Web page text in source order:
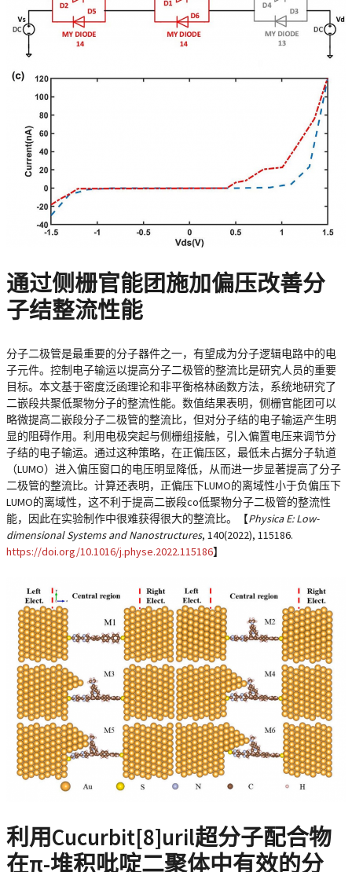
通过侧栅官能团施加偏压改善分
子结整流性能
分子二极管是最重要的分子器件之一，有望成为分子逻辑电路中的电
子元件。控制电子输运以提高分子二极管的整流比是研究人员的重要
目标。本文基于密度泛函理论和非平衡格林函数方法，系统地研究了
二嵌段共聚低聚物分子的整流性能。数值结果表明，侧栅官能团可以
略微提高二嵌段分子二极管的整流比，但对分子结的电子输运产生明
显的阻碍作用。利用电极突起与侧栅组接触，引入偏置电压来调节分
子结的电子输运。通过这种策略，在正偏压区，最低未占据分子轨道
（LUMO）进入偏压窗口的电压明显降低，从而进一步显著提高了分子
二极管的整流比。计算还表明，正偏压下LUMO的离域性小于负偏压下
LUMO的离域性，这不利于提高二嵌段co低聚物分子二极管的整流性
能，因此在实验制作中很难获得很大的整流比。【Physica E: Low-
dimensional Systems and Nanostructures, 140(2022), 115186.
https://doi.org/10.1016/j.physe.2022.115186】
利用Cucurbit[8]uril超分子配合物
在π-堆积吡啶二聚体中有效的分